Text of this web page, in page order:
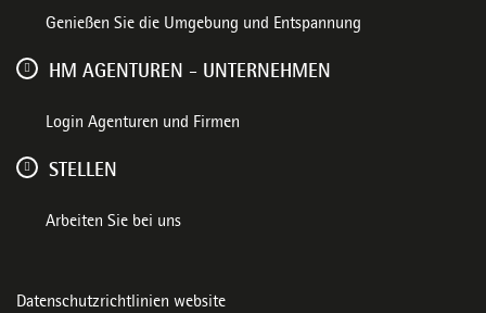
Genießen Sie die Umgebung und Entspannung
HM AGENTUREN - UNTERNEHMEN
Login Agenturen und Firmen
STELLEN
Arbeiten Sie bei uns
Datenschutzrichtlinien website